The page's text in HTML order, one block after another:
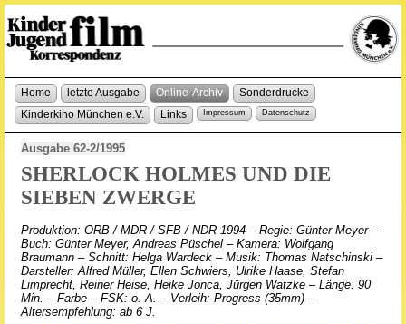
Home letzte Ausgabe Online-Archiv
Sonderdrucke
Kinderkino München e.V.
Links Impressum Datenschutz
Ausgabe 62-2/1995
SHERLOCK HOLMES UND DIE
SIEBEN ZWERGE
Produktion: ORB / MDR / SFB / NDR 1994 – Regie: Günter Meyer –
Buch: Günter Meyer, Andreas Püschel – Kamera: Wolfgang
Braumann – Schnitt: Helga Wardeck – Musik: Thomas Natschinski –
Darsteller: Alfred Müller, Ellen Schwiers, Ulrike Haase, Stefan
Limprecht, Reiner Heise, Heike Jonca, Jürgen Watzke – Länge: 90
Min. – Farbe – FSK: o. A. – Verleih: Progress (35mm) –
Altersempfehlung: ab 6 J.